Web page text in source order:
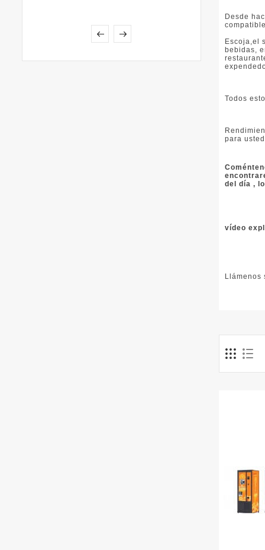
Desde
Escoja,el
bebidas,
Todos
para
del día ,
vídeo
Llámenos